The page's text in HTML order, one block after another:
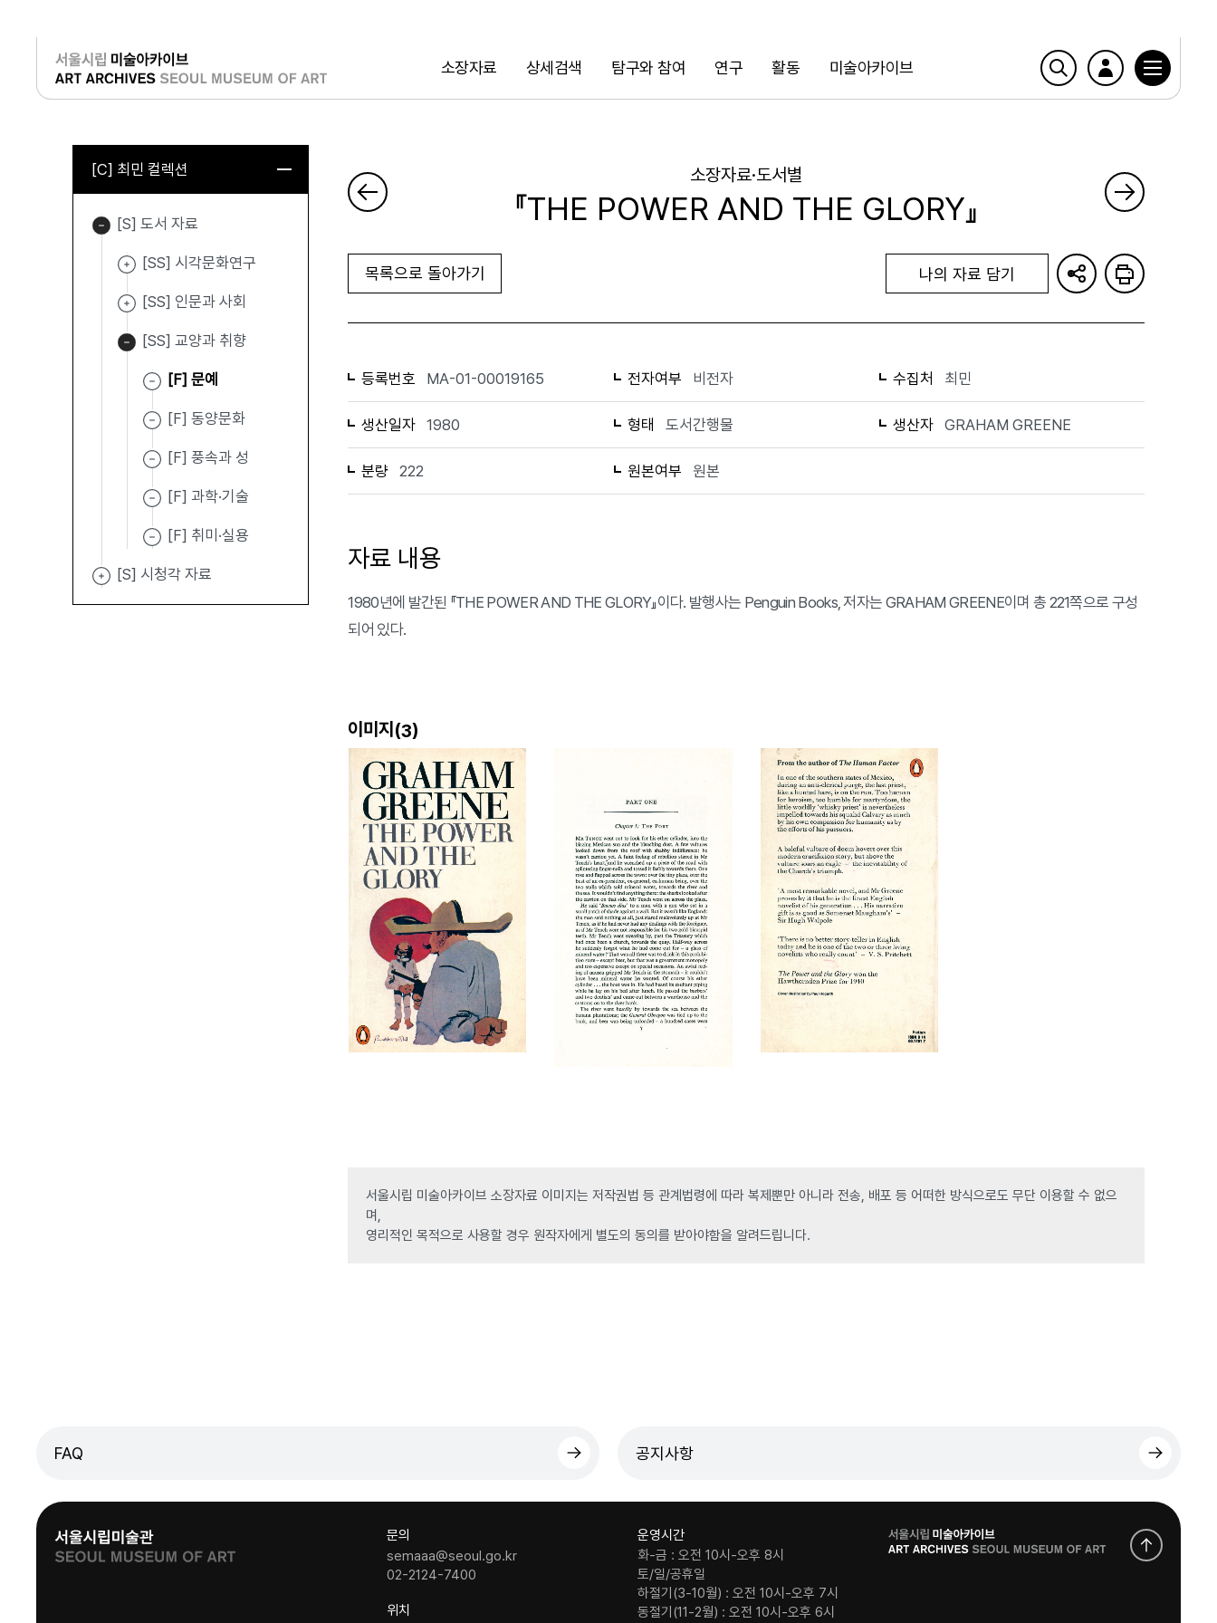
소장자료 상세검색 탐구와 참여 연구 활동 미술아카이브
검색
로그인
[C] 최민 컬렉션
[S] 도서 자료
[SS] 시각문화연구
[SS] 인문과 사회
[SS] 교양과 취향
[F] 문예
[F] 동양문화
[F] 풍속과 성
[F] 과학·기술
[F] 취미·실용
[S] 시청각 자료
소장자료·도서별
『THE POWER AND THE GLORY』
목록으로 돌아가기 나의 자료 담기
등록번호 MA-01-00019165 전자여부 비전자 수집처 최민
생산일자 1980 형태 도서간행물 생산자 GRAHAM GREENE
분량 222 원본여부 원본
자료 내용
1980년에 발간된 『THE POWER AND THE GLORY』이다. 발행사는 Penguin Books, 저자는 GRAHAM GREENE이며 총 221쪽으로 구성
되어 있다.
이미지(3)
서울시립 미술아카이브 소장자료 이미지는 저작권법 등 관계법령에 따라 복제뿐만 아니라 전송, 배포 등 어떠한 방식으로도 무단 이용할 수 없으
며,
영리적인 목적으로 사용할 경우 원작자에게 별도의 동의를 받아야함을 알려드립니다.
FAQ 공지사항
문의
semaaa@seoul.go.kr
02-2124-7400
위치
운영시간
화-금 : 오전 10시-오후 8시
토/일/공휴일
하절기(3-10월) : 오전 10시-오후 7시
동절기(11-2월) : 오전 10시-오후 6시
로
고